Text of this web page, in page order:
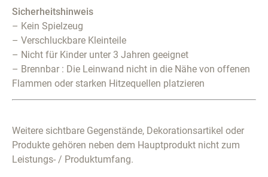
Sicherheitshinweis
– Kein Spielzeug
– Verschluckbare Kleinteile
– Nicht für Kinder unter 3 Jahren geeignet
– Brennbar : Die Leinwand nicht in die Nähe von offenen
Flammen oder starken Hitzequellen platzieren
Weitere sichtbare Gegenstände, Dekorationsartikel oder
Produkte gehören neben dem Hauptprodukt nicht zum
Leistungs- / Produktumfang.